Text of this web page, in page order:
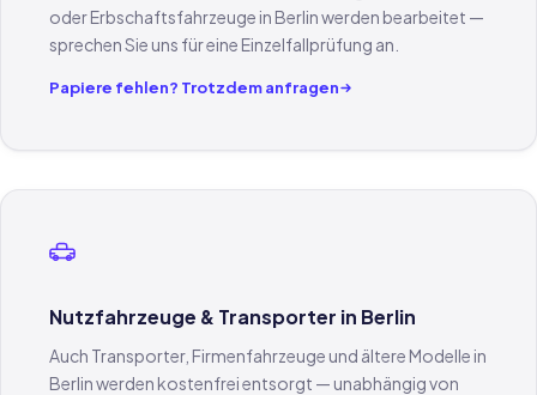
oder Erbschaftsfahrzeuge in Berlin werden bearbeitet —
sprechen Sie uns für eine Einzelfallprüfung an.
Papiere fehlen? Trotzdem anfragen
Nutzfahrzeuge & Transporter in Berlin
Auch Transporter, Firmenfahrzeuge und ältere Modelle in
Berlin werden kostenfrei entsorgt — unabhängig von